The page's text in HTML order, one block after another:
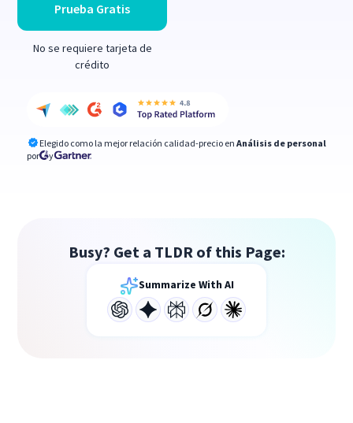
Prueba Gratis
No se requiere tarjeta de
crédito
Elegido como la mejor relación calidad-precio en Análisis de personal
por
y
Busy? Get a TLDR of this Page:
Summarize With AI